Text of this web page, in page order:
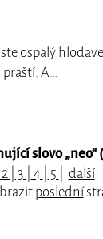
ospalý
praští. A…
slovo „neo“
2 3 4 5
další
poslední